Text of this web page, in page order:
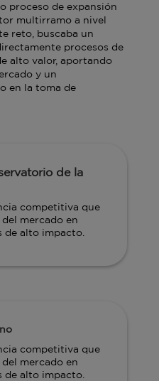
proceso de expansión
multirramo a nivel
reto, buscaba un
procesos de
alto valor, aportando
y un
en la toma de
de la
competitiva que
mercado en
de alto impacto.
competitiva que
mercado en
de alto impacto.